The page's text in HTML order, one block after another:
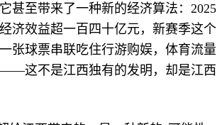
甚至带来了一种新的经济算法：2025
济效益超一百四十亿元，新赛季这个
张球票串联吃住行游购娱，体育流量
这不是江西独有的发明，却是江西